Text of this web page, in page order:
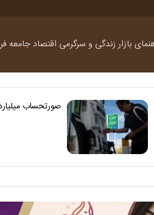
بازارزندگی و سرگرمی اقتصاد جامعه
صورتحساب